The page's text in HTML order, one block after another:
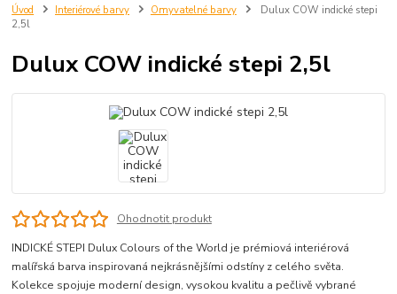
Úvod Interiérové barvy Omyvatelné barvy
Dulux COW indické stepi
2,5l
Dulux COW indické stepi 2,5l
Ohodnotit produkt
INDICKÉ STEPI Dulux Colours of the World je prémiová interiérová
malířská barva inspirovaná nejkrásnějšími odstíny z celého světa.
Kolekce spojuje moderní design, vysokou kvalitu a pečlivě vybrané